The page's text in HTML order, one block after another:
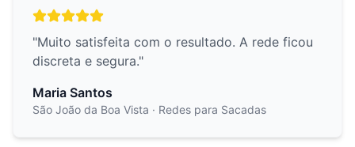
"Muito satisfeita com o resultado. A rede ficou
discreta e segura."
Maria Santos
São João da Boa Vista · Redes para Sacadas